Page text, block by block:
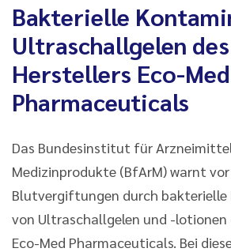
Bakterielle
Ultraschallgelen des
Herstellers Eco-Med
Pharmaceuticals
Das Bundesinstitut für
Medizinprodukte (BfArM) warnt
Blutvergiftungen durch
von Ultraschallgelen und -lotionen
Eco-Med Pharmaceuticals. Bei